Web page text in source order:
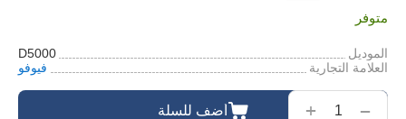
متوفر
الموديل
D5000
العلامة التجارية
فيوفو
أضف للسلة